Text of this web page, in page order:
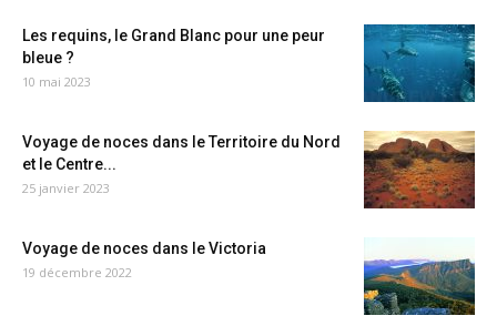
Les requins, le Grand Blanc pour une peur
bleue ?
10 mai 2023
Voyage de noces dans le Territoire du Nord
et le Centre...
25 janvier 2023
Voyage de noces dans le Victoria
19 décembre 2022